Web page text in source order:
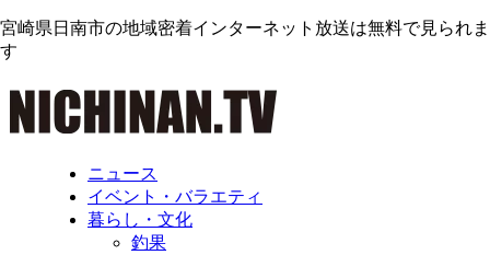
宮崎県日南市の地域密着インターネット放送は無料で見られま
す
ニュース
イベント・バラエティ
暮らし・文化
釣果